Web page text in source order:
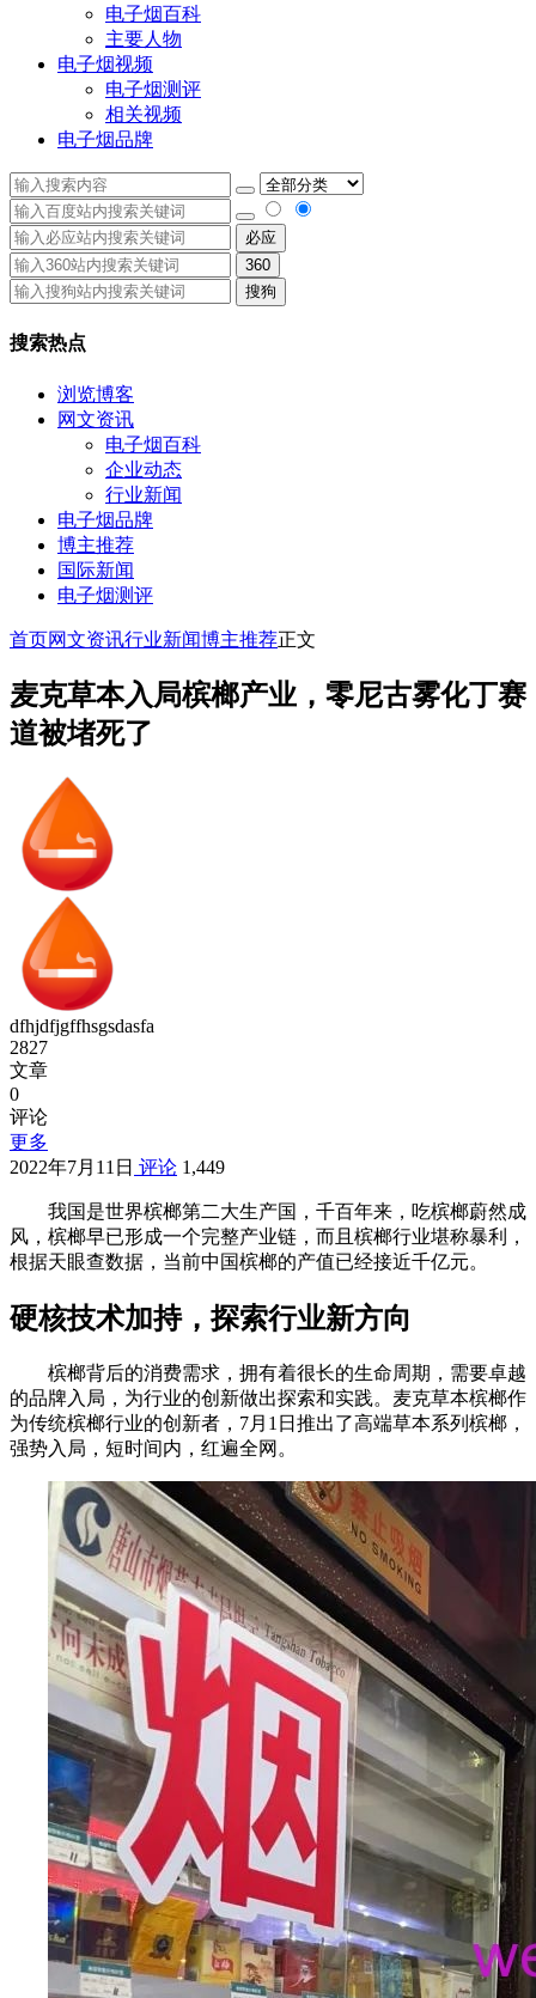
电子烟百科
主要人物
电子烟视频
电子烟测评
相关视频
电子烟品牌
必应
360
搜狗
搜索热点
浏览博客
网文资讯
电子烟百科
企业动态
行业新闻
电子烟品牌
博主推荐
国际新闻
电子烟测评
首页网文资讯行业新闻博主推荐正文
麦克草本入局槟榔产业，零尼古雾化丁赛
道被堵死了
dfhjdfjgffhsgsdasfa
2827
文章
0
评论
更多
2022年7月11日 评论 1,449
我国是世界槟榔第二大生产国，千百年来，吃槟榔蔚然成
风，槟榔早已形成一个完整产业链，而且槟榔行业堪称暴利，
根据天眼查数据，当前中国槟榔的产值已经接近千亿元。
硬核技术加持，探索行业新方向
槟榔背后的消费需求，拥有着很长的生命周期，需要卓越
的品牌入局，为行业的创新做出探索和实践。麦克草本槟榔作
为传统槟榔行业的创新者，7月1日推出了高端草本系列槟榔，
强势入局，短时间内，红遍全网。